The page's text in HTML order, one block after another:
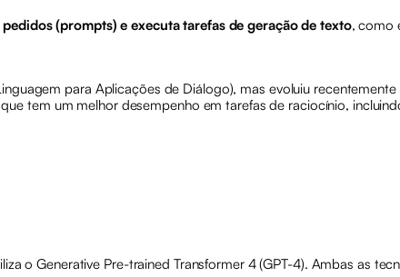
(prompts) e executa tarefas de geração de texto, como
para Aplicações de Diálogo), mas evoluiu
tem um melhor desempenho em tarefas de raciocínio,
o Generative Pre-trained Transformer 4 (GPT-4). Ambas as